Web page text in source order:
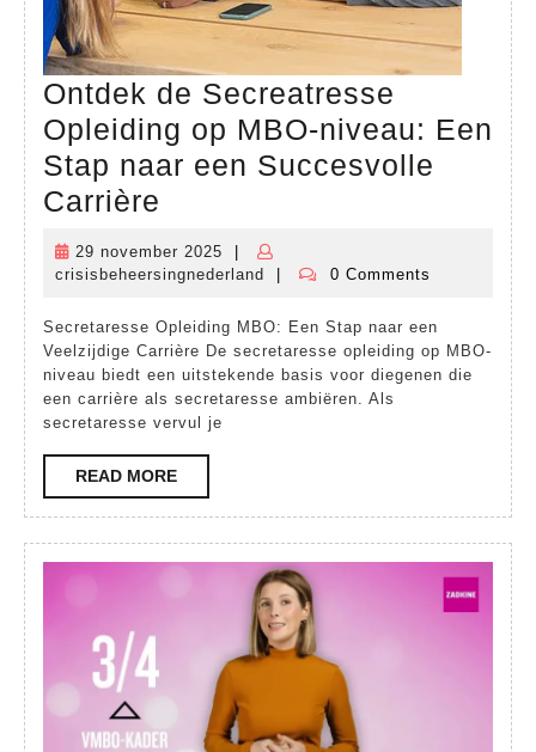
Ontdek de Secreatresse
Opleiding op MBO-niveau: Een
Stap naar een Succesvolle
Carrière
Secreatresse
op
MBO-
niveau:
Een
Stap
naar
een
Succesvolle
Carrière
29 november 2025
29
november
crisisbeheersingnederland
crisisbeheersingnederland
0 Comments
Secretaresse Opleiding MBO: Een Stap naar een
Veelzijdige Carrière De secretaresse opleiding op MBO-
niveau biedt een uitstekende basis voor diegenen die
een carrière als secretaresse ambiëren. Als
secretaresse vervul je
READ MOREREAD
MORE